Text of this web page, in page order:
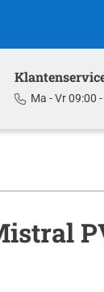
Ma - Vr 09:00